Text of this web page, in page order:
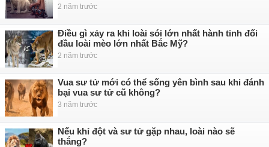
2 năm trước
Điều gì xảy ra khi loài sói lớn nhất hành tinh đối
đầu loài mèo lớn nhất Bắc Mỹ?
2 năm trước
Vua sư tử mới có thể sống yên bình sau khi đánh
bại vua sư tử cũ không?
3 năm trước
Nếu khỉ đột và sư tử gặp nhau, loài nào sẽ
thắng?